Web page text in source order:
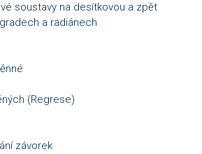
soustavy na desítkovou a zpět
a radiánech
(Regrese)
závorek